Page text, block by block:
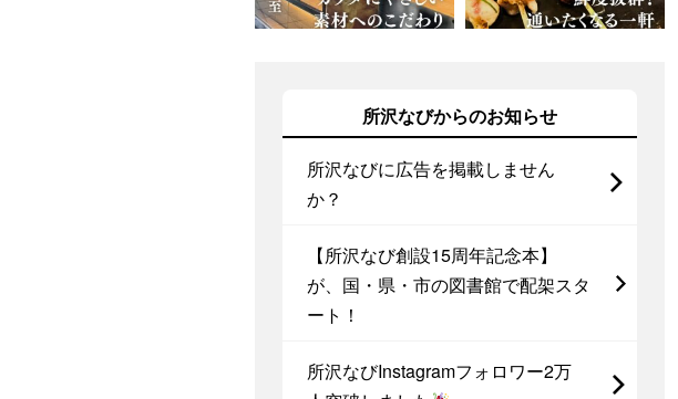
所沢なびからのお知らせ
所沢なびに広告を掲載しません
か？
【所沢なび創設15周年記念本】
が、国・県・市の図書館で配架スタ
ート！
所沢なびInstagramフォロワー2万